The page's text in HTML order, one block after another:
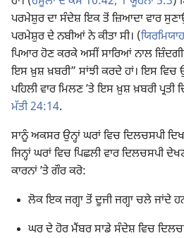
ਪਰਮੇਸ਼ੁਰ ਦਾ ਸੰਦੇਸ਼ ਇਕ ਤੋਂ ਜ਼ਿਆਦਾ ਵਾਰ
ਪਰਮੇਸ਼ੁਰ ਦੇ ਨਬੀਆਂ ਨੇ ਕੀਤਾ ਸੀ। (
ਪਿਆਰ ਹੋਣ ਕਰਕੇ ਅਸੀਂ ਸਾਰਿਆਂ ਨਾਲ
ਇਸ ਖ਼ੁਸ਼ ਖ਼ਬਰੀ” ਸਾਂਝੀ ਕਰਦੇ ਹਾਂ। ਇਸ ਵਿਚ
ਪਹਿਲੀ ਵਾਰ ਮਿਲਣ ʼਤੇ ਇਸ ਖ਼ੁਸ਼ ਖ਼ਬਰੀ
ਮੱਤੀ 24:14.
ਸਾਨੂੰ ਅਕਸਰ ਉਨ੍ਹਾਂ ਘਰਾਂ ਵਿਚ ਦਿਲਚਸਪੀ
ਜਿਨ੍ਹਾਂ ਘਰਾਂ ਵਿਚ ਪਿਛਲੀ ਵਾਰ ਦਿਲਚਸਪੀ
ਕਾਰਨਾਂ ʼਤੇ ਗੌਰ ਕਰੋ:
ਲੋਕ ਇਕ ਜਗ੍ਹਾ ਤੋਂ ਦੂਜੀ ਜਗ੍ਹਾ ਚਲੇ ਜਾਂਦੇ
ਘਰ ਦੇ ਹੋਰ ਮੈਂਬਰ ਸਾਡੇ ਸੰਦੇਸ਼ ਵਿਚ